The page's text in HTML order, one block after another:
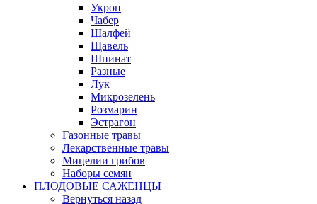
Укроп
Чабер
Шалфей
Щавель
Шпинат
Разные
Лук
Микрозелень
Розмарин
Эстрагон
Газонные травы
Лекарственные травы
Мицелии грибов
Наборы семян
ПЛОДОВЫЕ САЖЕНЦЫ
Вернуться назад